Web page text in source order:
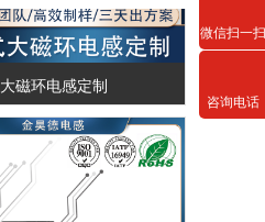
大磁环电感定制
微信扫一扫
咨询电话